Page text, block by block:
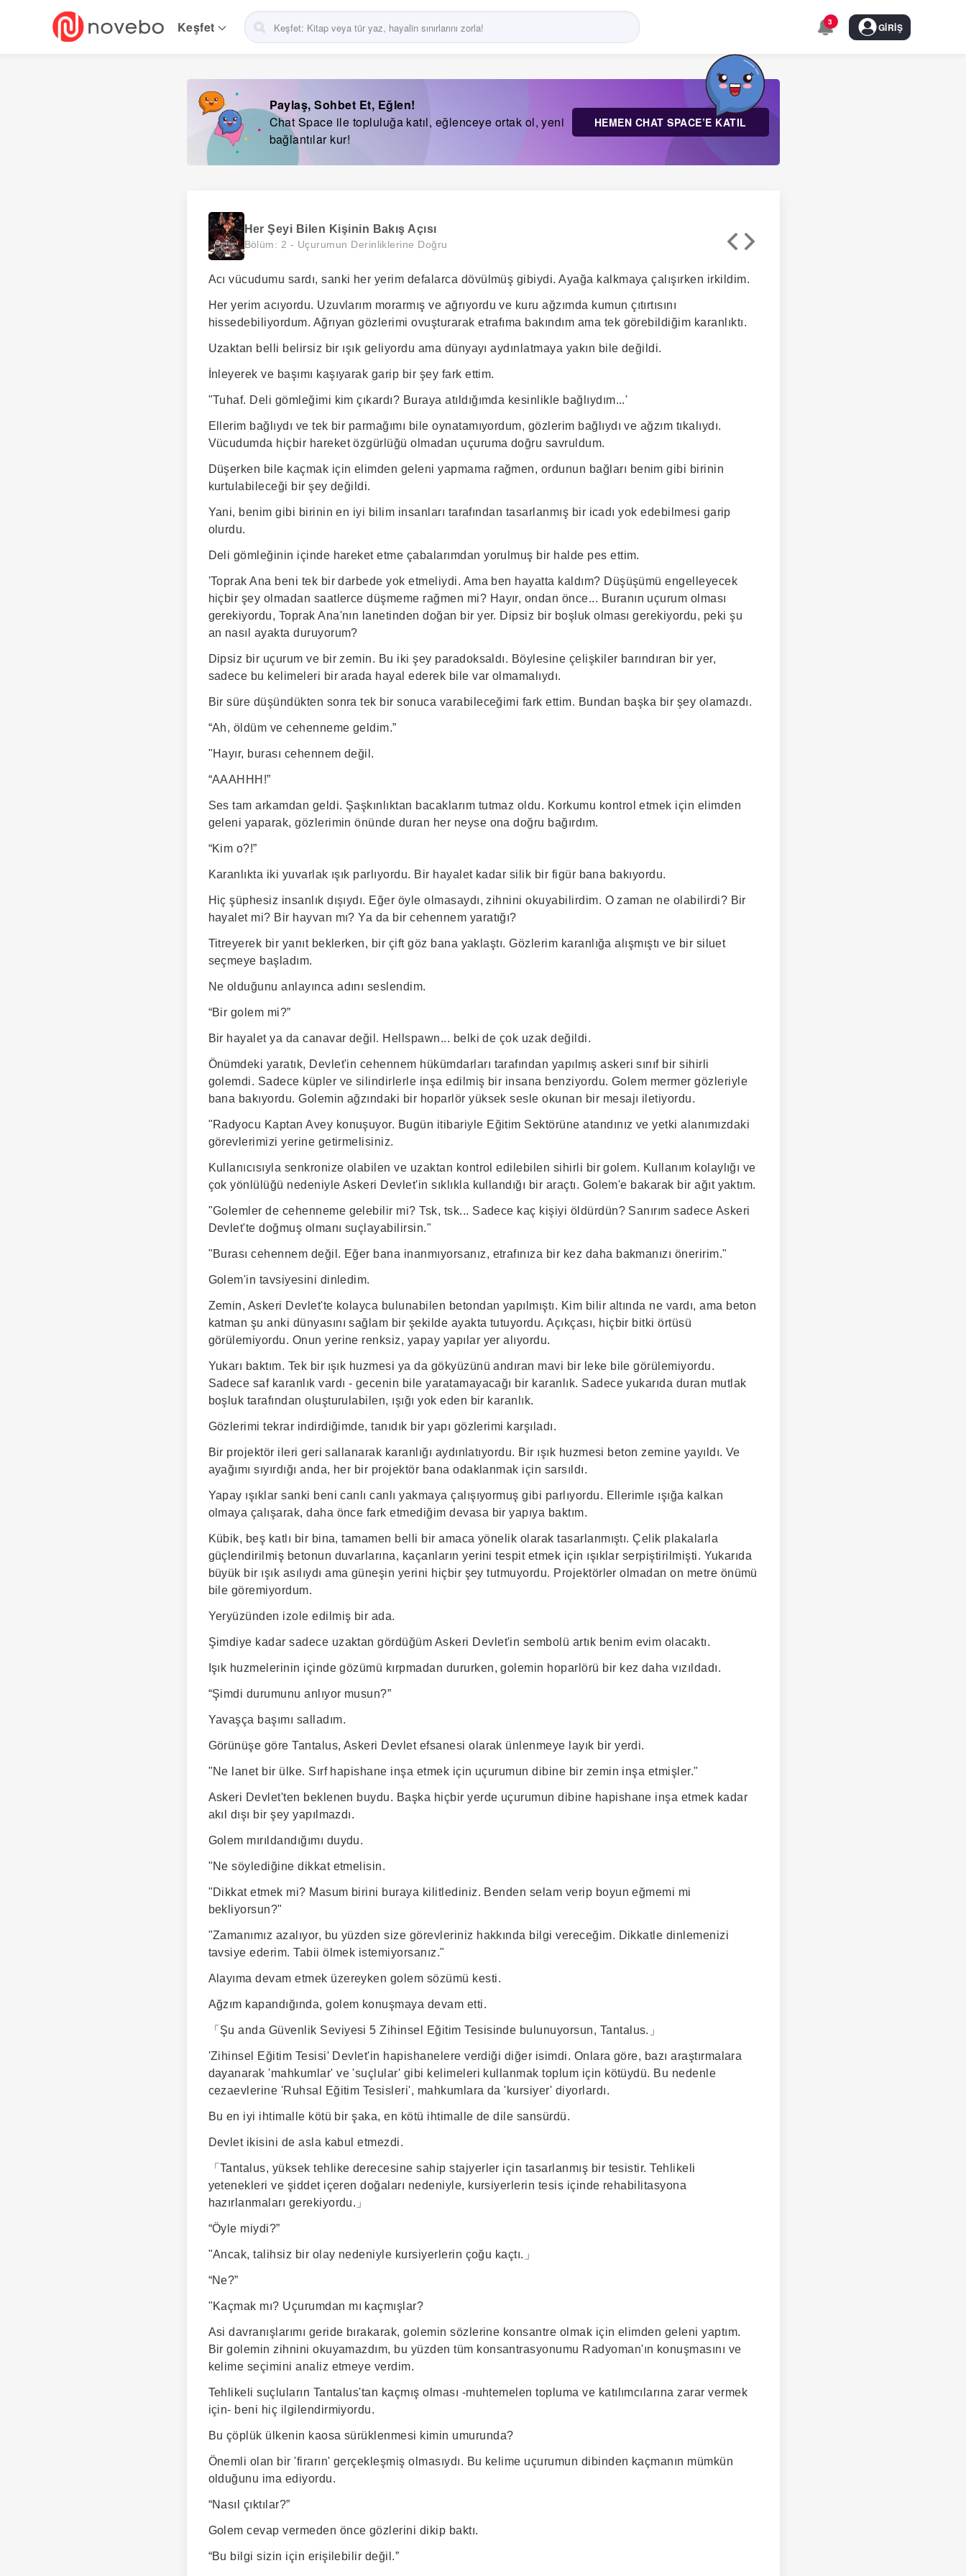
Keşfet 3 GIRIŞ
Paylaş, Sohbet Et, Eğlen!
Chat Space ile topluluğa katıl, eğlenceye ortak ol, yeni
bağlantılar kur!
HEMEN CHAT SPACE’E KATIL
Her Şeyi Bilen Kişinin Bakış Açısı
Bölüm: 2 - Uçurumun Derinliklerine Doğru
Acı vücudumu sardı, sanki her yerim defalarca dövülmüş gibiydi. Ayağa kalkmaya çalışırken irkildim.
Her yerim acıyordu. Uzuvlarım morarmış ve ağrıyordu ve kuru ağzımda kumun çıtırtısını
hissedebiliyordum. Ağrıyan gözlerimi ovuşturarak etrafıma bakındım ama tek görebildiğim karanlıktı.
Uzaktan belli belirsiz bir ışık geliyordu ama dünyayı aydınlatmaya yakın bile değildi.
İnleyerek ve başımı kaşıyarak garip bir şey fark ettim.
"Tuhaf. Deli gömleğimi kim çıkardı? Buraya atıldığımda kesinlikle bağlıydım...'
Ellerim bağlıydı ve tek bir parmağımı bile oynatamıyordum, gözlerim bağlıydı ve ağzım tıkalıydı.
Vücudumda hiçbir hareket özgürlüğü olmadan uçuruma doğru savruldum.
Düşerken bile kaçmak için elimden geleni yapmama rağmen, ordunun bağları benim gibi birinin
kurtulabileceği bir şey değildi.
Yani, benim gibi birinin en iyi bilim insanları tarafından tasarlanmış bir icadı yok edebilmesi garip
olurdu.
Deli gömleğinin içinde hareket etme çabalarımdan yorulmuş bir halde pes ettim.
'Toprak Ana beni tek bir darbede yok etmeliydi. Ama ben hayatta kaldım? Düşüşümü engelleyecek
hiçbir şey olmadan saatlerce düşmeme rağmen mi? Hayır, ondan önce... Buranın uçurum olması
gerekiyordu, Toprak Ana'nın lanetinden doğan bir yer. Dipsiz bir boşluk olması gerekiyordu, peki şu
an nasıl ayakta duruyorum?
Dipsiz bir uçurum ve bir zemin. Bu iki şey paradoksaldı. Böylesine çelişkiler barındıran bir yer,
sadece bu kelimeleri bir arada hayal ederek bile var olmamalıydı.
Bir süre düşündükten sonra tek bir sonuca varabileceğimi fark ettim. Bundan başka bir şey olamazdı.
“Ah, öldüm ve cehenneme geldim.”
"Hayır, burası cehennem değil.
“AAAHHH!”
Ses tam arkamdan geldi. Şaşkınlıktan bacaklarım tutmaz oldu. Korkumu kontrol etmek için elimden
geleni yaparak, gözlerimin önünde duran her neyse ona doğru bağırdım.
“Kim o?!”
Karanlıkta iki yuvarlak ışık parlıyordu. Bir hayalet kadar silik bir figür bana bakıyordu.
Hiç şüphesiz insanlık dışıydı. Eğer öyle olmasaydı, zihnini okuyabilirdim. O zaman ne olabilirdi? Bir
hayalet mi? Bir hayvan mı? Ya da bir cehennem yaratığı?
Titreyerek bir yanıt beklerken, bir çift göz bana yaklaştı. Gözlerim karanlığa alışmıştı ve bir siluet
seçmeye başladım.
Ne olduğunu anlayınca adını seslendim.
“Bir golem mi?”
Bir hayalet ya da canavar değil. Hellspawn... belki de çok uzak değildi.
Önümdeki yaratık, Devlet'in cehennem hükümdarları tarafından yapılmış askeri sınıf bir sihirli
golemdi. Sadece küpler ve silindirlerle inşa edilmiş bir insana benziyordu. Golem mermer gözleriyle
bana bakıyordu. Golemin ağzındaki bir hoparlör yüksek sesle okunan bir mesajı iletiyordu.
"Radyocu Kaptan Avey konuşuyor. Bugün itibariyle Eğitim Sektörüne atandınız ve yetki alanımızdaki
görevlerimizi yerine getirmelisiniz.
Kullanıcısıyla senkronize olabilen ve uzaktan kontrol edilebilen sihirli bir golem. Kullanım kolaylığı ve
çok yönlülüğü nedeniyle Askeri Devlet'in sıklıkla kullandığı bir araçtı. Golem'e bakarak bir ağıt yaktım.
"Golemler de cehenneme gelebilir mi? Tsk, tsk... Sadece kaç kişiyi öldürdün? Sanırım sadece Askeri
Devlet'te doğmuş olmanı suçlayabilirsin."
"Burası cehennem değil. Eğer bana inanmıyorsanız, etrafınıza bir kez daha bakmanızı öneririm."
Golem'in tavsiyesini dinledim.
Zemin, Askeri Devlet'te kolayca bulunabilen betondan yapılmıştı. Kim bilir altında ne vardı, ama beton
katman şu anki dünyasını sağlam bir şekilde ayakta tutuyordu. Açıkçası, hiçbir bitki örtüsü
görülemiyordu. Onun yerine renksiz, yapay yapılar yer alıyordu.
Yukarı baktım. Tek bir ışık huzmesi ya da gökyüzünü andıran mavi bir leke bile görülemiyordu.
Sadece saf karanlık vardı - gecenin bile yaratamayacağı bir karanlık. Sadece yukarıda duran mutlak
boşluk tarafından oluşturulabilen, ışığı yok eden bir karanlık.
Gözlerimi tekrar indirdiğimde, tanıdık bir yapı gözlerimi karşıladı.
Bir projektör ileri geri sallanarak karanlığı aydınlatıyordu. Bir ışık huzmesi beton zemine yayıldı. Ve
ayağımı sıyırdığı anda, her bir projektör bana odaklanmak için sarsıldı.
Yapay ışıklar sanki beni canlı canlı yakmaya çalışıyormuş gibi parlıyordu. Ellerimle ışığa kalkan
olmaya çalışarak, daha önce fark etmediğim devasa bir yapıya baktım.
Kübik, beş katlı bir bina, tamamen belli bir amaca yönelik olarak tasarlanmıştı. Çelik plakalarla
güçlendirilmiş betonun duvarlarına, kaçanların yerini tespit etmek için ışıklar serpiştirilmişti. Yukarıda
büyük bir ışık asılıydı ama güneşin yerini hiçbir şey tutmuyordu. Projektörler olmadan on metre önümü
bile göremiyordum.
Yeryüzünden izole edilmiş bir ada.
Şimdiye kadar sadece uzaktan gördüğüm Askeri Devlet'in sembolü artık benim evim olacaktı.
Işık huzmelerinin içinde gözümü kırpmadan dururken, golemin hoparlörü bir kez daha vızıldadı.
“Şimdi durumunu anlıyor musun?”
Yavaşça başımı salladım.
Görünüşe göre Tantalus, Askeri Devlet efsanesi olarak ünlenmeye layık bir yerdi.
"Ne lanet bir ülke. Sırf hapishane inşa etmek için uçurumun dibine bir zemin inşa etmişler."
Askeri Devlet'ten beklenen buydu. Başka hiçbir yerde uçurumun dibine hapishane inşa etmek kadar
akıl dışı bir şey yapılmazdı.
Golem mırıldandığımı duydu.
"Ne söylediğine dikkat etmelisin.
"Dikkat etmek mi? Masum birini buraya kilitlediniz. Benden selam verip boyun eğmemi mi
bekliyorsun?"
"Zamanımız azalıyor, bu yüzden size görevleriniz hakkında bilgi vereceğim. Dikkatle dinlemenizi
tavsiye ederim. Tabii ölmek istemiyorsanız."
Alayıma devam etmek üzereyken golem sözümü kesti.
Ağzım kapandığında, golem konuşmaya devam etti.
「Şu anda Güvenlik Seviyesi 5 Zihinsel Eğitim Tesisinde bulunuyorsun, Tantalus.」
'Zihinsel Eğitim Tesisi' Devlet'in hapishanelere verdiği diğer isimdi. Onlara göre, bazı araştırmalara
dayanarak 'mahkumlar' ve 'suçlular' gibi kelimeleri kullanmak toplum için kötüydü. Bu nedenle
cezaevlerine 'Ruhsal Eğitim Tesisleri', mahkumlara da 'kursiyer' diyorlardı.
Bu en iyi ihtimalle kötü bir şaka, en kötü ihtimalle de dile sansürdü.
Devlet ikisini de asla kabul etmezdi.
「Tantalus, yüksek tehlike derecesine sahip stajyerler için tasarlanmış bir tesistir. Tehlikeli
yetenekleri ve şiddet içeren doğaları nedeniyle, kursiyerlerin tesis içinde rehabilitasyona
hazırlanmaları gerekiyordu.」
“Öyle miydi?”
"Ancak, talihsiz bir olay nedeniyle kursiyerlerin çoğu kaçtı.」
“Ne?”
"Kaçmak mı? Uçurumdan mı kaçmışlar?
Asi davranışlarımı geride bırakarak, golemin sözlerine konsantre olmak için elimden geleni yaptım.
Bir golemin zihnini okuyamazdım, bu yüzden tüm konsantrasyonumu Radyoman'ın konuşmasını ve
kelime seçimini analiz etmeye verdim.
Tehlikeli suçluların Tantalus'tan kaçmış olması -muhtemelen topluma ve katılımcılarına zarar vermek
için- beni hiç ilgilendirmiyordu.
Bu çöplük ülkenin kaosa sürüklenmesi kimin umurunda?
Önemli olan bir 'firarın' gerçekleşmiş olmasıydı. Bu kelime uçurumun dibinden kaçmanın mümkün
olduğunu ima ediyordu.
“Nasıl çıktılar?”
Golem cevap vermeden önce gözlerini dikip baktı.
“Bu bilgi sizin için erişilebilir değil.”